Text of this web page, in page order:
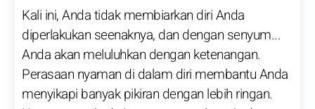
Kali ini, Anda tidak membiarkan diri Anda
diperlakukan seenaknya, dan dengan senyum...
Anda akan meluluhkan dengan ketenangan.
Perasaan nyaman di dalam diri membantu Anda
menyikapi banyak pikiran dengan lebih ringan.